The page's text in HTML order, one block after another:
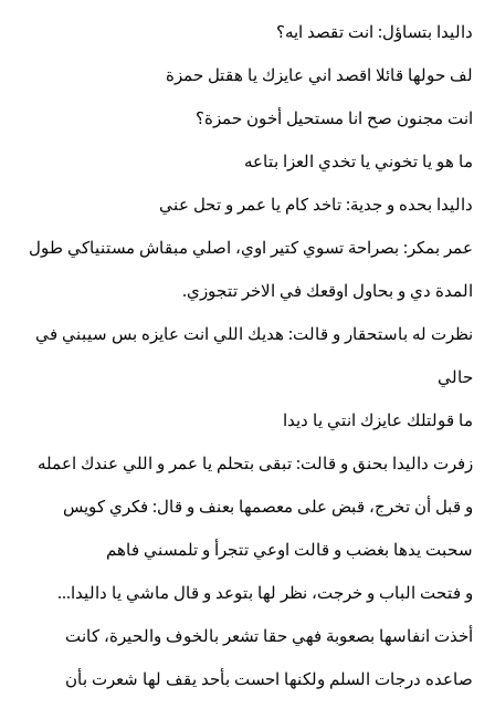
داليدا بتساؤل: انت تقصد ايه؟
لف حولها قائلا اقصد اني عايزك يا هقتل حمزة
انت مجنون صح انا مستحيل أخون حمزة؟
ما هو يا تخوني يا تخدي العزا بتاعه
داليدا بحده و جدية: تاخد كام يا عمر و تحل عني
عمر بمكر: بصراحة تسوي كتير اوي، اصلي مبقاش مستنياكي طول
المدة دي و بحاول اوقعك في الاخر تتجوزي.
نظرت له باستحقار و قالت: هديك اللي انت عايزه بس سيبني في
حالي
ما قولتلك عايزك انتي يا ديدا
زفرت داليدا بحنق و قالت: تبقى بتحلم يا عمر و اللي عندك اعمله
و قبل أن تخرج، قبض على معصمها بعنف و قال: فكري كويس
سحبت يدها بغضب و قالت اوعي تتجرأ و تلمسني فاهم
و فتحت الباب و خرجت، نظر لها بتوعد و قال ماشي يا داليدا...
أخذت انفاسها بصعوبة فهي حقا تشعر بالخوف والحيرة، كانت
صاعده درجات السلم ولكنها احست بأحد يقف لها شعرت بأن